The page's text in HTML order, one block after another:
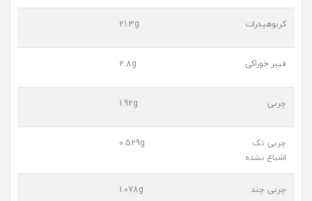
کربوهیدرات 21.3g
فیبر خوراکی 2.8g
چربی 1.92g
چربی تک
اشباع نشده
0.529g
چربی چند
1.078g